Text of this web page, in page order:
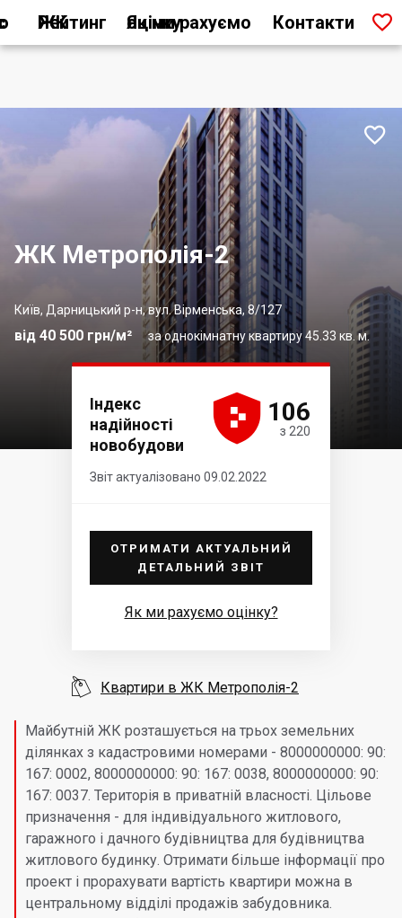
Рейтинг ЖК Як ми рахуємо оцінку Контакти 
ЖК Метрополія-2
Київ, Дарницький р-н, вул. Вірменська, 8/127
за однокімнатну квартиру 45.33 кв. м.
від 40 500 грн/м²

Майбутній ЖК розташується на трьох земельних
ділянках з кадастровими номерами - 8000000000: 90:
167: 0002, 8000000000: 90: 167: 0038, 8000000000: 90:
167: 0037. Територія в приватній власності. Цільове
призначення - для індивідуального житлового,
гаражного і дачного будівництва для будівництва
житлового будинку. Отримати більше інформації про
проект і прорахувати вартість квартири можна в
центральному відділі продажів забудовника.
Індекс
надійності
новобудови




 106
з 220
Звіт актуалізовано 09.02.2022
ОТРИМАТИ АКТУАЛЬНИЙ
ДЕТАЛЬНИЙ ЗВІТ
Як ми рахуємо оцінку?
 Квартири в ЖК Метрополія-2